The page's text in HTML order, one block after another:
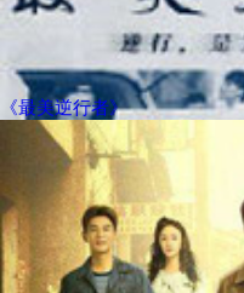
《最美逆行者》